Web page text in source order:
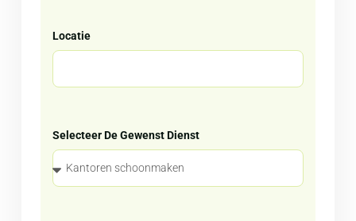
Locatie
Selecteer De Gewenst Dienst